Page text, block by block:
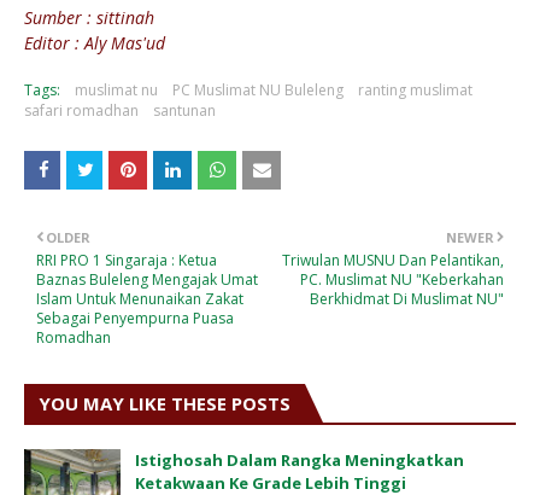
Sumber : sittinah
Editor : Aly Mas'ud
Tags: muslimat nu PC Muslimat NU Buleleng
ranting muslimat
safari romadhan
santunan
NEWER
Triwulan MUSNU Dan Pelantikan,
PC. Muslimat NU "Keberkahan
Berkhidmat Di Muslimat NU"
OLDER
RRI PRO 1 Singaraja : Ketua
Baznas Buleleng Mengajak Umat
Islam Untuk Menunaikan Zakat
Sebagai Penyempurna Puasa
Romadhan
YOU MAY LIKE THESE POSTS
Istighosah Dalam Rangka Meningkatkan
Ketakwaan Ke Grade Lebih Tinggi